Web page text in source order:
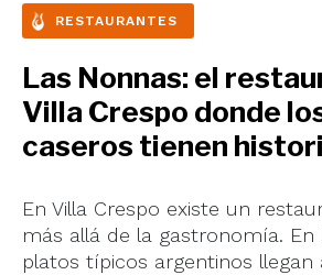
RESTAURANTES
Las Nonnas: el
Villa Crespo donde
caseros tienen
En Villa Crespo existe un
más allá de la gastronomía. En
platos típicos argentinos llegan